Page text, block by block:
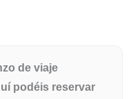
de viaje
podéis reservar